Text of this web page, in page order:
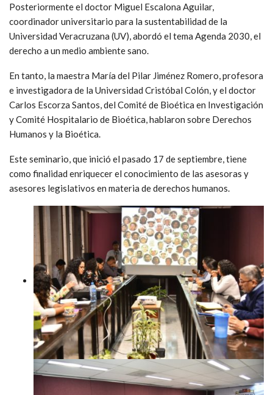
Posteriormente el doctor Miguel Escalona Aguilar,
coordinador universitario para la sustentabilidad de la
Universidad Veracruzana (UV), abordó el tema Agenda 2030, el
derecho a un medio ambiente sano.
En tanto, la maestra María del Pilar Jiménez Romero, profesora
e investigadora de la Universidad Cristóbal Colón, y el doctor
Carlos Escorza Santos, del Comité de Bioética en Investigación
y Comité Hospitalario de Bioética, hablaron sobre Derechos
Humanos y la Bioética.
Este seminario, que inició el pasado 17 de septiembre, tiene
como finalidad enriquecer el conocimiento de las asesoras y
asesores legislativos en materia de derechos humanos.